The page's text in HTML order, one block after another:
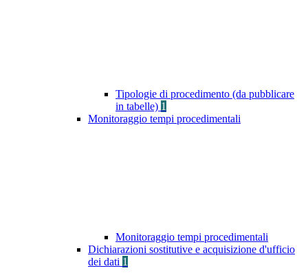
Tipologie di procedimento (da pubblicare
in tabelle) 1
Monitoraggio tempi procedimentali
Monitoraggio tempi procedimentali
Dichiarazioni sostitutive e acquisizione d'ufficio
dei dati 1